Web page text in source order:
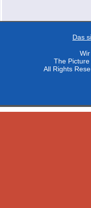
Das
The
All Rights